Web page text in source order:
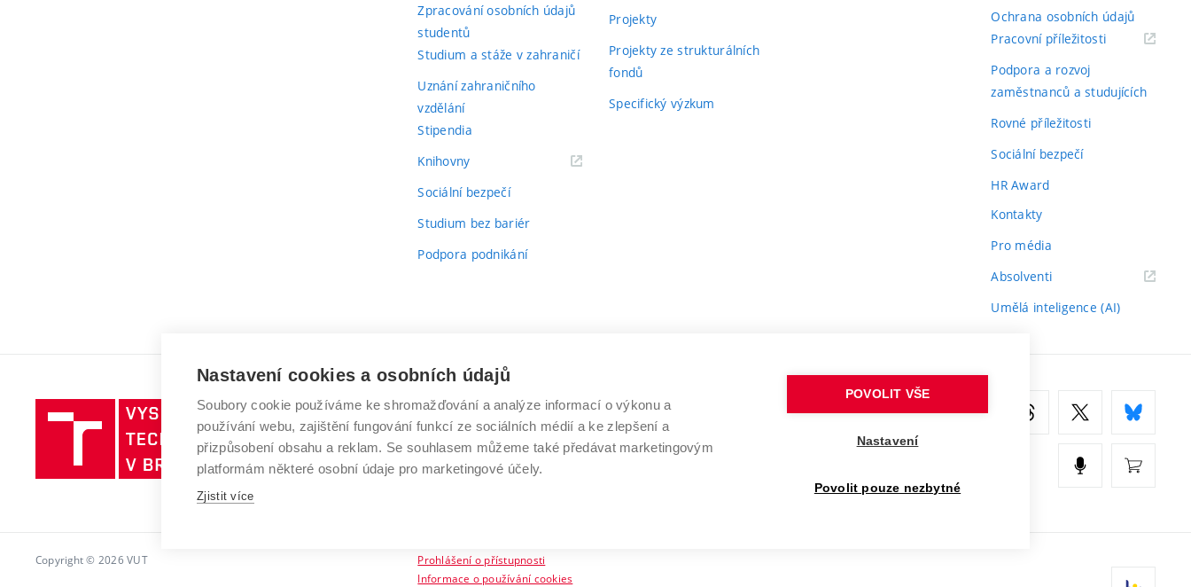
Zpracování osobních údajů
studentů
Studium a stáže v zahraničí
Uznání zahraničního
vzdělání
Stipendia
Knihovny(externí
Sociální bezpečí
Studium bez bariér
Podpora podnikání
Projekty
Projekty ze strukturálních
fondů
Specifický výzkum
Ochrana osobních údajů
Pracovní příležitosti(externí
Podpora a rozvoj
zaměstnanců a studujících
Rovné příležitosti
Sociální bezpečí
HR Award
Kontakty
Pro média
Absolventi(externí
Umělá inteligence (AI)
Vysoké
učení
technické
v
VYSOKÉ UČENÍ TECHNICKÉ V BRNĚ
Antonínská 548/1
602 00 Brno
www.vut.cz
Copyright © 2026 VUT
Prohlášení o přístupnosti
Informace o používání cookies
Nastavení cookies a osobních údajů
Soubory cookie používáme ke shromažďování a analýze informací o výkonu a
používání webu, zajištění fungování funkcí ze sociálních médií a ke zlepšení a
přizpůsobení obsahu a reklam. Se souhlasem můžeme také předávat marketingovým
platformám některé osobní údaje pro marketingové účely.
Zjistit více
POVOLIT VŠE
Nastavení
Povolit pouze nezbytné